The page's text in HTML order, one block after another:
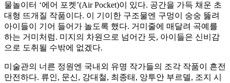
물놀이터 ‘에어 포켓’(Air Pocket)이 있다. 공간을 가득 채운 초
대형 뜨개질 작품이다. 이 기이한 구조물엔 구멍이 숭숭 뚫려
아이들이 기어 들어가 놀도록 했다. 거미줄에 매달려 곡예를
하는 거미처럼. 미지의 차원으로 넘어간 듯, 아이들은 신비감
으로 도취될 수밖에 없겠다.
미술관의 너른 정원엔 국내외 유명 작가들의 조각 작품이 흔전
만전하다. 류인, 문신, 강대철, 최종태, 앙투안 부르델, 조지 시